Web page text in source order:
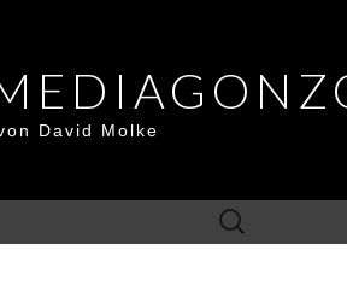
David Molke
Suche
nach: